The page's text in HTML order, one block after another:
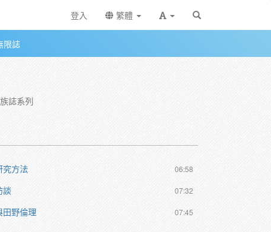
登入 繁體
限誌
誌系列
06:58
究方法
07:32
談
07:45
野倫理